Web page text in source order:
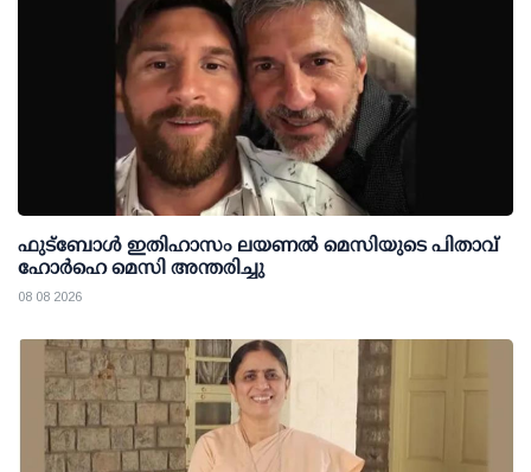
ഫുട്ബോൾ ഇതിഹാസം ലയണൽ മെസിയുടെ പിതാവ്
ഹോർഹെ മെസി അന്തരിച്ചു
08 08 2026